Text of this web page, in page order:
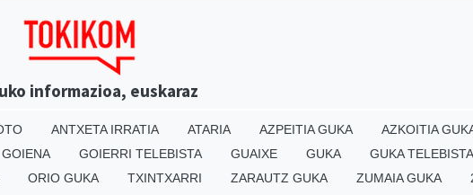
informazioa, euskaraz
ANTXETA IRRATIA ATARIA AZPEITIA GUKA AZKOITIA
GOIENA GOIERRI TELEBISTA GUAIXE GUKA GUKA TELEBISTA
ORIO GUKA TXINTXARRI ZARAUTZ GUKA ZUMAIA GUKA